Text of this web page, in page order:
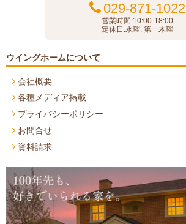
029-871-1022
営業時間:10:00-18:00
定休日:水曜, 第一木曜
ウイングホームについて
会社概要
各種メディア掲載
プライバシーポリシー
お問合せ
資料請求